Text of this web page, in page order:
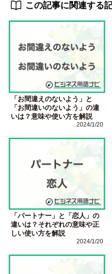
この記事に関連する
「お間違えのないよう」と
「お間違いのないよう」の違
いは？意味や使い方を解説
2024/1/20
「パートナー」と「恋人」の
違いは？それぞれの意味や正
しい使い方を解説
2024/1/20